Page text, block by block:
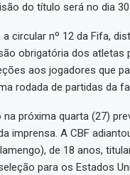
do título será no dia
circular nº 12 da Fifa,
obrigatória dos
aos jogadores que
rodada de partidas da
próxima quarta (27)
imprensa. A CBF
de 18 anos,
para os Estados